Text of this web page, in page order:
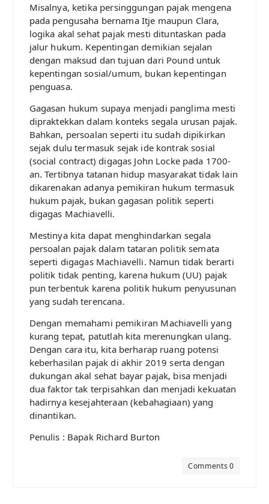
Misalnya, ketika persinggungan pajak mengena
pada pengusaha bernama Itje maupun Clara,
logika akal sehat pajak mesti dituntaskan pada
jalur hukum. Kepentingan demikian sejalan
dengan maksud dan tujuan dari Pound untuk
kepentingan sosial/umum, bukan kepentingan
penguasa.
Gagasan hukum supaya menjadi panglima mesti
dipraktekkan dalam konteks segala urusan pajak.
Bahkan, persoalan seperti itu sudah dipikirkan
sejak dulu termasuk sejak ide kontrak sosial
(social contract) digagas John Locke pada 1700-
an. Tertibnya tatanan hidup masyarakat tidak lain
dikarenakan adanya pemikiran hukum termasuk
hukum pajak, bukan gagasan politik seperti
digagas Machiavelli.
Mestinya kita dapat menghindarkan segala
persoalan pajak dalam tataran politik semata
seperti digagas Machiavelli. Namun tidak berarti
politik tidak penting, karena hukum (UU) pajak
pun terbentuk karena politik hukum penyusunan
yang sudah terencana.
Dengan memahami pemikiran Machiavelli yang
kurang tepat, patutlah kita merenungkan ulang.
Dengan cara itu, kita berharap ruang potensi
keberhasilan pajak di akhir 2019 serta dengan
dukungan akal sehat bayar pajak, bisa menjadi
dua faktor tak terpisahkan dan menjadi kekuatan
hadirnya kesejahteraan (kebahagiaan) yang
dinantikan.
Penulis : Bapak Richard Burton
Comments 0